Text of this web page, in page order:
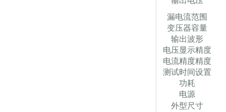
漏电流范围
变压器容量
输出波形
电压显示精度
电流精度精度
测试时间设置
功耗
电源
外型尺寸